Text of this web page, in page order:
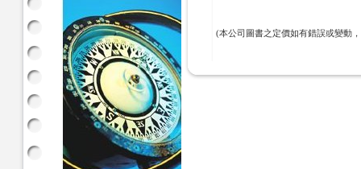
(本公司圖書之定價如有錯誤或變動